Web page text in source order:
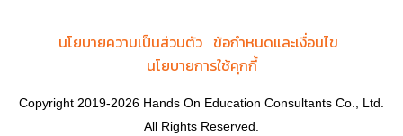
นโยบายความเป็นส่วนตัว ข้อกำหนดและเงื่อนไข
นโยบายการใช้คุกกี้
Copyright 2019-2026 Hands On Education Consultants Co., Ltd.
All Rights Reserved.